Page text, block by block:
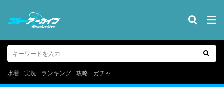
水着 実況 ランキング 攻略 ガチャ